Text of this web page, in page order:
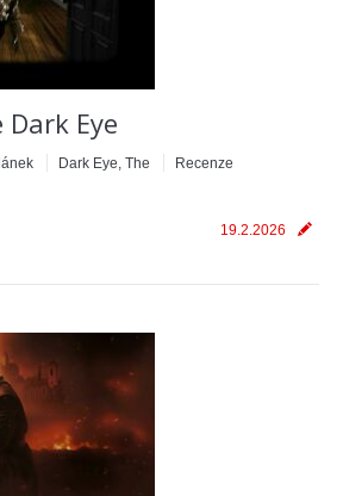
Dark Eye
Dark Eye, The
Recenze
19.2.2026